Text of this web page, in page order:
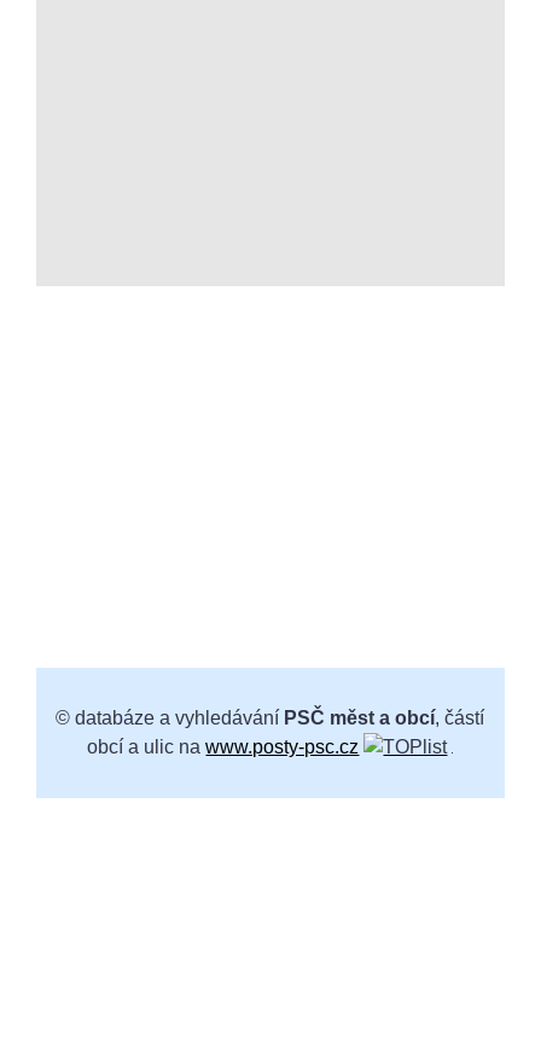
© databáze a vyhledávání PSČ měst a obcí, částí
obcí a ulic nawww.posty-psc.cz